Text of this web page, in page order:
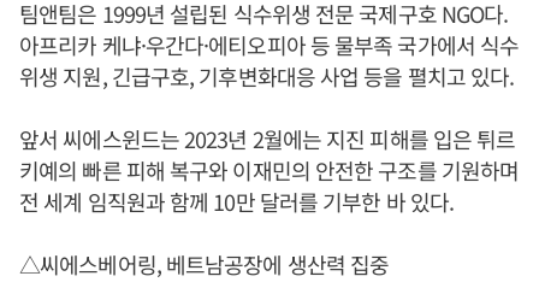
팀앤팀은 1999년 설립된 식수위생 전문 국제구호 NGO다.
아프리카 케냐·우간다·에티오피아 등 물부족 국가에서 식수
위생 지원, 긴급구호, 기후변화대응 사업 등을 펼치고 있다.
앞서 씨에스윈드는 2023년 2월에는 지진 피해를 입은 튀르
키예의 빠른 피해 복구와 이재민의 안전한 구조를 기원하며
전 세계 임직원과 함께 10만 달러를 기부한 바 있다.
△씨에스베어링, 베트남공장에 생산력 집중